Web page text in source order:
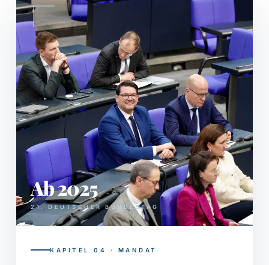
Ab 2025
21. DEUTSCHER BUNDESTAG
KAPITEL 04 · MANDAT